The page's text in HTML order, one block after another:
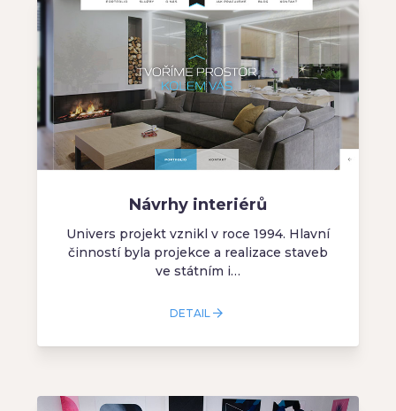
Návrhy interiérů
Univers projekt vznikl v roce 1994. Hlavní
činností byla projekce a realizace staveb
ve státním i…
DETAIL